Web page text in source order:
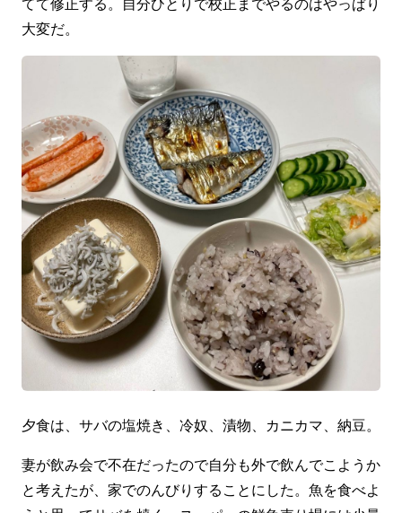
大変だ。
夕食は、サバの塩焼き、冷奴、漬物、カニカマ、納豆。
妻が飲み会で不在だったので自分も外で飲んでこようか
と考えたが、家でのんびりすることにした。魚を食べよ